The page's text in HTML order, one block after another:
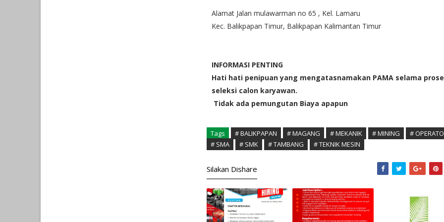
Alamat Jalan mulawarman no 65 , Kel. Lamaru
Kec. Balikpapan Timur, Balikpapan Kalimantan Timur
INFORMASI PENTING
Hati hati penipuan yang mengatasnamakan PAMA selama
seleksi calon karyawan.
Tidak ada pemungutan Biaya apapun
Tags # BALIKPAPAN # MAGANG # MEKANIK # MINING
#
# SMA
# SMK # TAMBANG # TEKNIK MESIN
Silakan Dishare